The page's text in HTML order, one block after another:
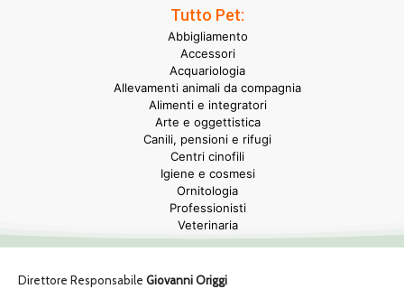
Tutto Pet:
Abbigliamento
Accessori
Acquariologia
Allevamenti animali da compagnia
Alimenti e integratori
Arte e oggettistica
Canili, pensioni e rifugi
Centri cinofili
Igiene e cosmesi
Ornitologia
Professionisti
Veterinaria
Direttore Responsabile Giovanni Origgi